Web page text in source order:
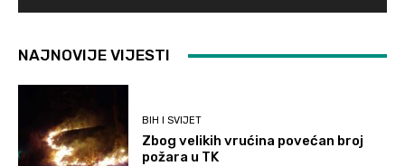
NAJNOVIJE VIJESTI
BIH I SVIJET
Zbog velikih vrućina povećan broj
požara u TK